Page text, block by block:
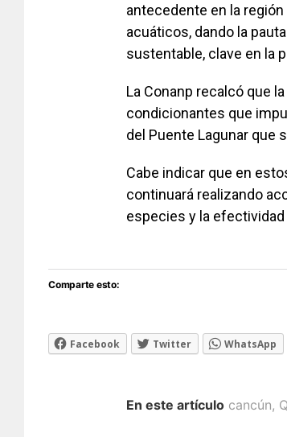
antecedente en la
acuáticos, dando la
sustentable, clave en la
La Conanp recalcó que
condicionantes que
del Puente Lagunar que
Cabe indicar que en
continuará realizando
especies y la efectividad
Comparte esto:
Facebook Twitter WhatsApp
En este artículo cancún,